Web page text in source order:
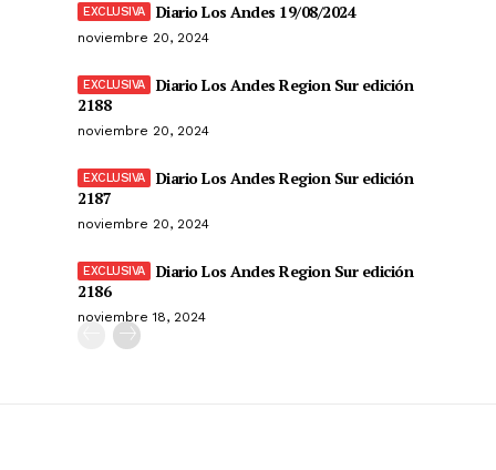
Diario Los Andes 19/08/2024
noviembre 20, 2024
Diario Los Andes Region Sur edición
2188
noviembre 20, 2024
Diario Los Andes Region Sur edición
2187
noviembre 20, 2024
Diario Los Andes Region Sur edición
2186
noviembre 18, 2024